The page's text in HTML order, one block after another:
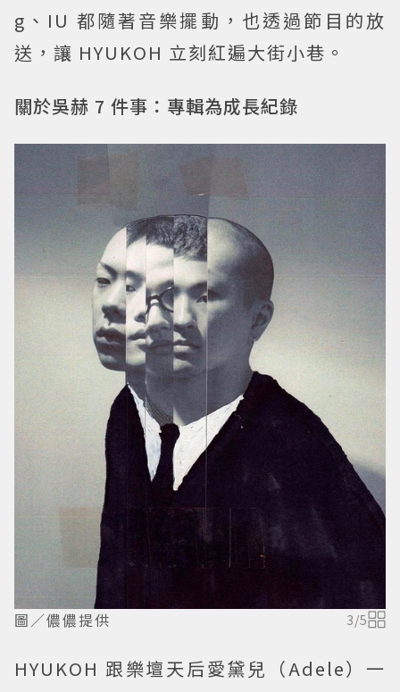
g、IU 都隨著音樂擺動，也透過節目的放
送，讓 HYUKOH 立刻紅遍大街小巷。
關於吳赫 7 件事：專輯為成長紀錄
圖／儂儂提供 3/5
HYUKOH 跟樂壇天后愛黛兒（Adele）一